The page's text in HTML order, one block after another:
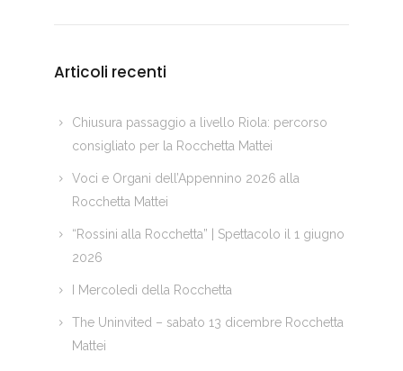
Articoli recenti
Chiusura passaggio a livello Riola: percorso
consigliato per la Rocchetta Mattei
Voci e Organi dell’Appennino 2026 alla
Rocchetta Mattei
“Rossini alla Rocchetta” | Spettacolo il 1 giugno
2026
I Mercoledì della Rocchetta
The Uninvited – sabato 13 dicembre Rocchetta
Mattei